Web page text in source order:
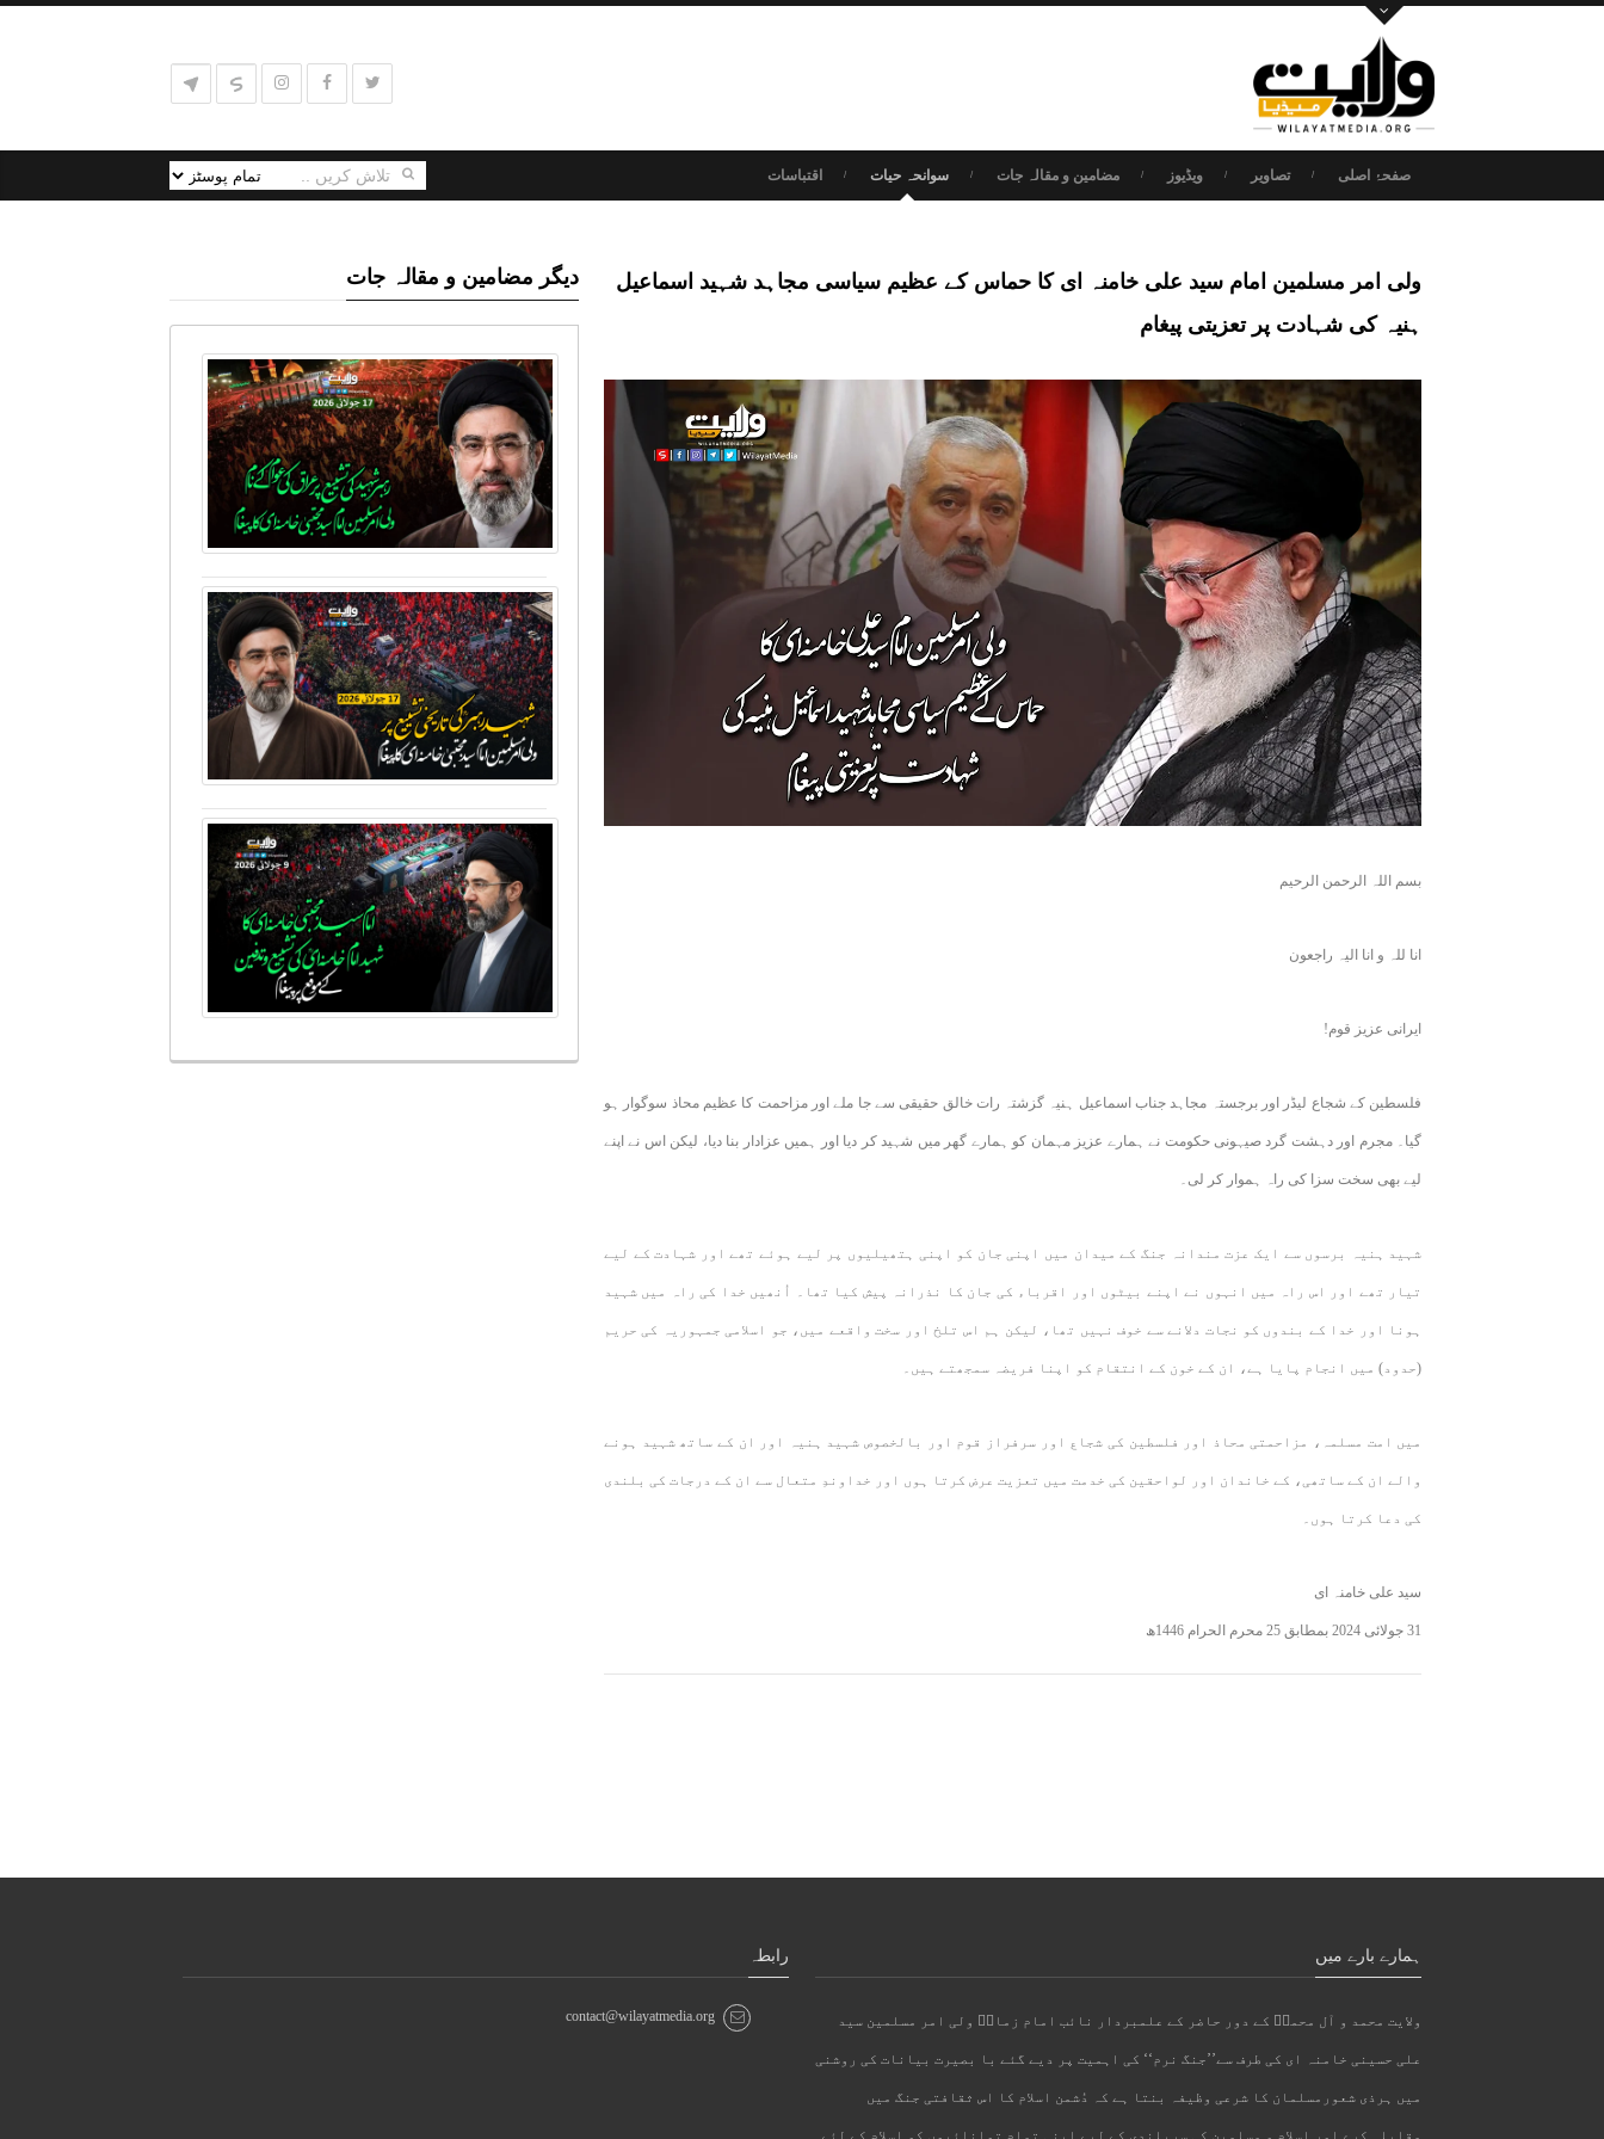
صفحۂ اصلی تصاویر ویڈیوز مضامین و مقالہ جات سوانحہ حیات اقتباسات
ولی امر مسلمین امام سید علی خامنہ ای کا حماس کے عظیم سیاسی مجاہد شہید اسماعیل
ہنیہ کی شہادت پر تعزیتی پیغام
بسم اللہ الرحمن الرحیم
انا للہ و انا الیہ راجعون
ایرانی عزیز قوم!
فلسطین کے شجاع لیڈر اور برجستہ مجاہد جناب اسماعیل ہنیہ گزشتہ رات خالق حقیقی سے جا ملے اور مزاحمت کا عظیم محاذ سوگوار ہو
گيا۔ مجرم اور دہشت گرد صیہونی حکومت نے ہمارے عزیز مہمان کو ہمارے گھر میں شہید کر دیا اور ہمیں عزادار بنا دیا، لیکن اس نے اپنے
لیے بھی سخت سزا کی راہ ہموار کر لی۔
شہید ہنیہ برسوں سے ایک عزت مندانہ جنگ کے میدان میں اپنی جان کو اپنی ہتھیلیوں پر لیے ہوئے تھے اور شہادت کے لیے
تیار تھے اور اس راہ میں انہوں نے اپنے بیٹوں اور اقرباء کی جان کا نذرانہ پیش کیا تھا۔ اُنھیں خدا کی راہ میں شہید
ہونا اور خدا کے بندوں کو نجات دلانے سے خوف نہیں تھا، لیکن ہم اس تلخ اور سخت واقعے میں، جو اسلامی جمہوریہ کی حریم
(حدود) میں انجام پایا ہے، ان کے خون کے انتقام کو اپنا فریضہ سمجھتے ہیں۔
میں امت مسلمہ، مزاحمتی محاذ اور فلسطین کی شجاع اور سرفراز قوم اور بالخصوص شہید ہنیہ اور ان کے ساتھ شہید ہونے
والے ان کے ساتھی، کے خاندان اور لواحقین کی خدمت میں تعزیت عرض کرتا ہوں اور خداوندِ متعال سے ان کے درجات کی بلندی
کی دعا کرتا ہوں۔
سید علی خامنہ ای
31 جولائی 2024 بمطابق 25 محرم الحرام 1446ھ
دیگر مضامین و مقالہ جات
ہمارے بارے میں
ولایت محمد و آل محمدؐ کے دور حاضر کے علمبردار نائب امام زمانؑ ولی امر مسلمین سید
علی حسینی خامنہ ای کی طرف سے’’جنگ نرم‘‘ کی اہمیت پر دیے گئے با بصیرت بیانات کی روشنی
میں ہرذی شعورمسلمان کا شرعی وظیفہ بنتا ہے کہ دُشمن اسلام کا اس ثقافتی جنگ میں
رابطہ
contact@wilayatmedia.org